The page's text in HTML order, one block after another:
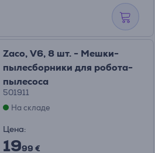
Zaco, V6, 8 шт. - Мешки-
пылесборники для робота-
пылесоса
501911
На складе
Цена:
1999 €